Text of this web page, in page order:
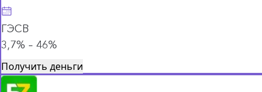
ГЭСВ
3,7% – 46%
Получить деньги